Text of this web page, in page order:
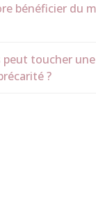
bénéficier du
peut toucher
?